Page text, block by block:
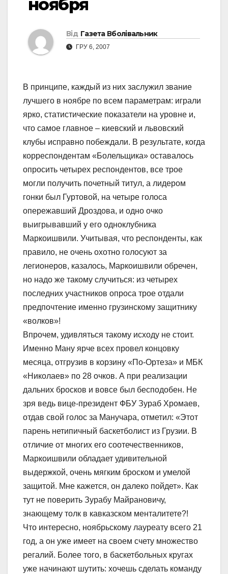
ноября
Від Газета Вболівальник
ГРУ 6, 2007
В принципе, каждый из них заслужил звание
лучшего в ноябре по всем параметрам: играли
ярко, статистические показатели на уровне и,
что самое главное – киевский и львовский
клубы исправно побеждали. В результате, когда
корреспондентам «Болельщика» оставалось
опросить четырех респондентов, все трое
могли получить почетный титул, а лидером
гонки был Гуртовой, на четыре голоса
опережавший Дроздова, и одно очко
выигрывавший у его одноклубника
Маркоишвили. Учитывая, что респонденты, как
правило, не очень охотно голосуют за
легионеров, казалось, Маркоишвили обречен,
но надо же такому случиться: из четырех
последних участников опроса трое отдали
предпочтение именно грузинскому защитнику
«волков»!
Впрочем, удивляться такому исходу не стоит.
Именно Ману ярче всех провел концовку
месяца, отгрузив в корзину «По-Ортеза» и МБК
«Николаев» по 28 очков. А при реализации
дальних бросков и вовсе был бесподобен. Не
зря ведь вице-президент ФБУ Зураб Хромаев,
отдав свой голос за Манучара, отметил: «Этот
парень нетипичный баскетболист из Грузии. В
отличие от многих его соотечественников,
Маркоишвили обладает удивительной
выдержкой, очень мягким броском и умелой
защитой. Мне кажется, он далеко пойдет». Как
тут не поверить Зурабу Майрановичу,
знающему толк в кавказском менталитете?!
Что интересно, ноябрьскому лауреату всего 21
год, а он уже имеет на своем счету множество
регалий. Более того, в баскетбольных кругах
уже начинают шутить: хочешь сделать команду